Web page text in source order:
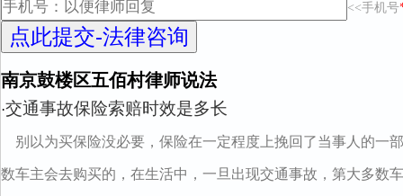
<<手机号
南京鼓楼区五佰村律师说法
·交通事故保险索赔时效是多长
别以为买保险没必要，保险在一定程度上挽回了当事人的一
数车主会去购买的，在生活中，一旦出现交通事故，第大多数